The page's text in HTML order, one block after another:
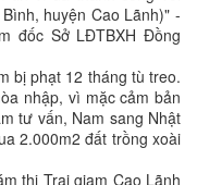
huyện Cao Lãnh)" -
đốc Sở LĐTBXH Đồng
bị phạt 12 tháng tù treo.
nhập, vì mặc cảm bản
tư vấn, Nam sang Nhật
2.000m2 đất trồng xoài
thị Trại giam Cao Lãnh